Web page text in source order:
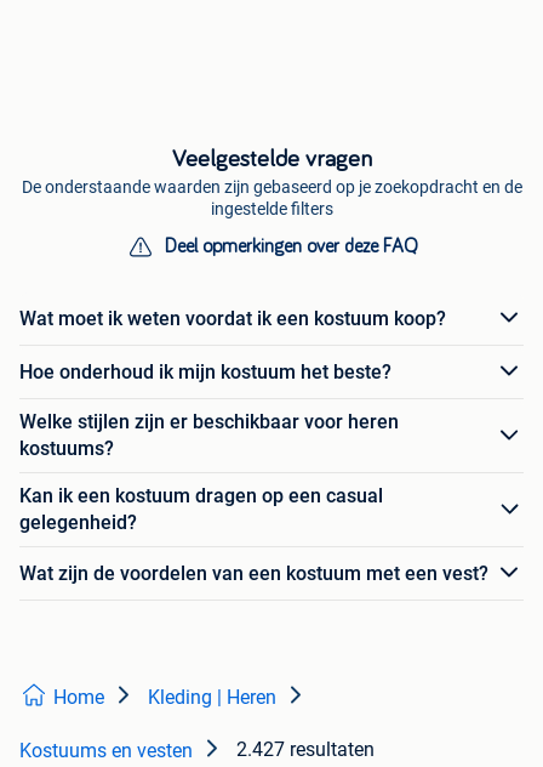
Veelgestelde vragen
De onderstaande waarden zijn gebaseerd op je zoekopdracht en de
ingestelde filters
Deel opmerkingen over deze FAQ
Wat moet ik weten voordat ik een kostuum koop?
Hoe onderhoud ik mijn kostuum het beste?
Welke stijlen zijn er beschikbaar voor heren
kostuums?
Kan ik een kostuum dragen op een casual
gelegenheid?
Wat zijn de voordelen van een kostuum met een vest?
Home Kleding | Heren
Kostuums en vesten 2.427 resultaten